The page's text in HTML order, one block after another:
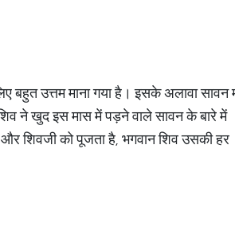
बहुत उत्तम माना गया है। इसके अलावा सावन
ने खुद इस मास में पड़ने वाले सावन के बारे में
और शिवजी को पूजता है, भगवान शिव उसकी हर